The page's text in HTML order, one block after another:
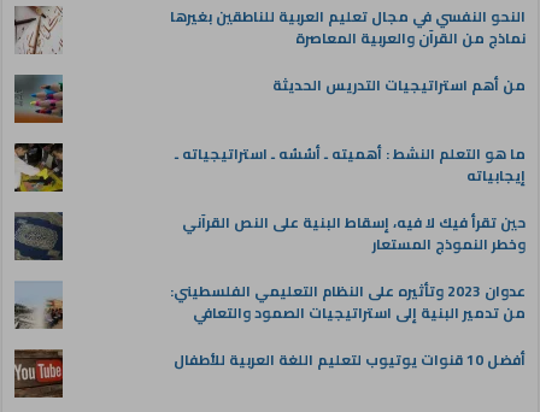
النحو النفسي في مجال تعليم العربية للناطقين بغيرها
نماذج من القرآن والعربية المعاصرة
من أهم استراتيجيات التدريس الحديثة
ما هو التعلم النشط : أهميته ـ أسُسُه ـ استراتيجياته ـ
إيجابياته
حين تقرأ فيك لا فيه، إسقاط البنية على النص القرآني
وخطر النموذج المستعار
عدوان 2023 وتأثيره على النظام التعليمي الفلسطيني:
من تدمير البنية إلى استراتيجيات الصمود والتعافي
أفضل 10 قنوات يوتيوب لتعليم اللغة العربية للأطفال